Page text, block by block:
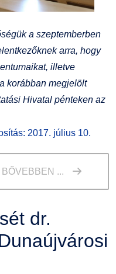
a szeptemberben
arra, hogy
illetve
korábban megjelölt
Hivatal pénteken az
2017. július 10.
BŐVEBBEN ...
dr.